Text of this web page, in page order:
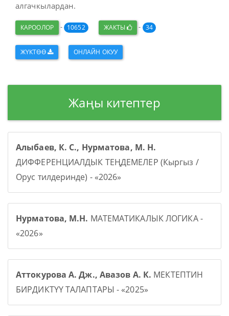
алгачкылардан.
КАРООЛОР - 10652 ЖАКТЫ - 34
ЖҮКТӨӨ ОНЛАЙН ОКУУ
Жаңы китептер
Алыбаев, К. С., Нурматова, М. Н.
ДИФФЕРЕНЦИАЛДЫК ТЕҢДЕМЕЛЕР (Кыргыз /
Орус тилдеринде) - «2026»
Нурматова, М.Н. МАТЕМАТИКАЛЫК ЛОГИКА -
«2026»
Аттокурова А. Дж., Авазов А. К. МЕКТЕПТИН
БИРДИКТҮҮ ТАЛАПТАРЫ - «2025»